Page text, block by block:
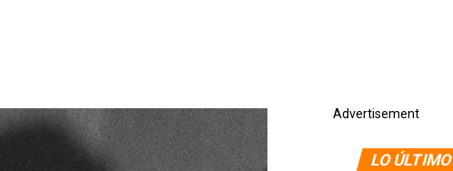
Advertisement
LO ÚLTIMO